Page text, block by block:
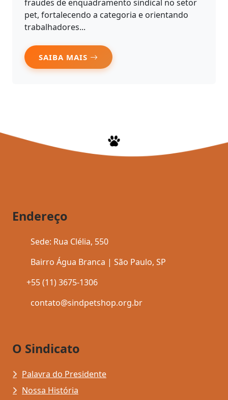
fraudes de enquadramento sindical no setor
pet, fortalecendo a categoria e orientando
trabalhadores...
SAIBA MAIS
Endereço
Sede: Rua Clélia, 550
Bairro Água Branca | São Paulo, SP
+55 (11) 3675-1306
contato@sindpetshop.org.br
O Sindicato
Palavra do Presidente
Nossa História